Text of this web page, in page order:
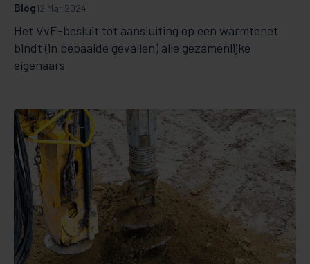
Het VvE-besluit tot aansluiting op een warmtenet
bindt (in bepaalde gevallen) alle gezamenlijke
eigenaars
Blog12 Mar 2024